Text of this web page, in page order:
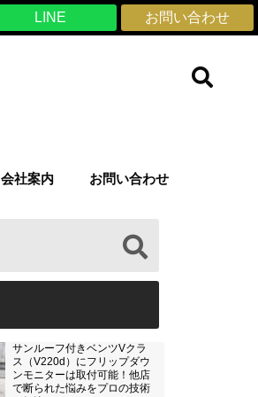
お問い合わせ
LINE
会社案内 お問い合わせ
サンルーフ付きベンツVクラ
ス（V220d）にフリップダウ
ンモニターは取付可能！他店
で断られた悩みをプロの技術